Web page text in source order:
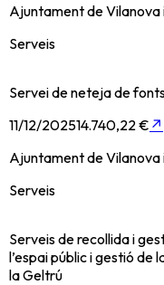
Ajuntament de Vilanova
Serveis
Servei de neteja de
11/12/202514.740,22 € ↗
Ajuntament de Vilanova
Serveis
Serveis de recollida i
l’espai públic i gestió de
la Geltrú